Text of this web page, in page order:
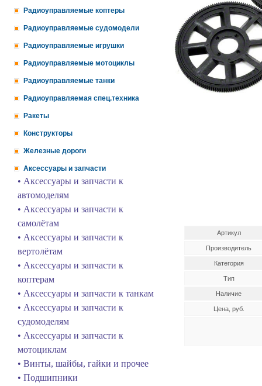
Радиоуправляемые коптеры
Радиоуправляемые судомодели
Радиоуправляемые игрушки
Радиоуправляемые мотоциклы
Радиоуправляемые танки
Радиоуправляемая спец.техника
Ракеты
Конструкторы
Железные дороги
Аксессуары и запчасти
• Аксессуары и запчасти к
автомоделям
• Аксессуары и запчасти к
самолётам
• Аксессуары и запчасти к
вертолётам
• Аксессуары и запчасти к
коптерам
• Аксессуары и запчасти к танкам
• Аксессуары и запчасти к
судомоделям
• Аксессуары и запчасти к
мотоциклам
• Винты, шайбы, гайки и прочее
• Подшипники
Артикул
Производитель
Категория
Тип
Наличие
Цена, руб.